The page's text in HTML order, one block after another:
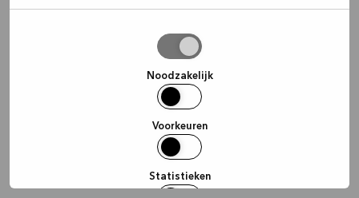
Noodzakelijk
Voorkeuren
Statistieken